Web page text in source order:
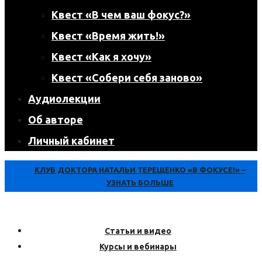
Квест «В чем ваш фокус?»
Квест «Время жить!»
Квест «Как я хочу»
Квест «Собери себя заново»
Аудиолекции
Об авторе
Личный кабинет
КЛУБ ДОКТОРА НАТАЛЬИ ТЕРЕЩЕНКО «В ФОКУСЕ!» –
УЗНАТЬ БОЛЬШЕ
Статьи и видео
Курсы и вебинары